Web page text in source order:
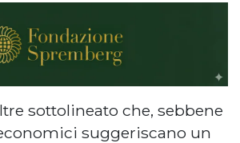
sottolineato che, sebbene
suggeriscano un